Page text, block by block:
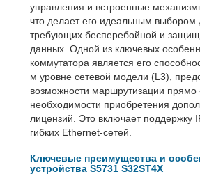
управления и встроенные
что делает его идеальным выбором
требующих бесперебойной и
данных. Одной из ключевых
коммутатора является его
м уровне сетевой модели (L3),
возможности маршрутизации прямо
необходимости приобретения
лицензий. Это включает поддержку
гибких Ethernet-сетей.
Ключевые преимущества и
устройства S5731 S32ST4X